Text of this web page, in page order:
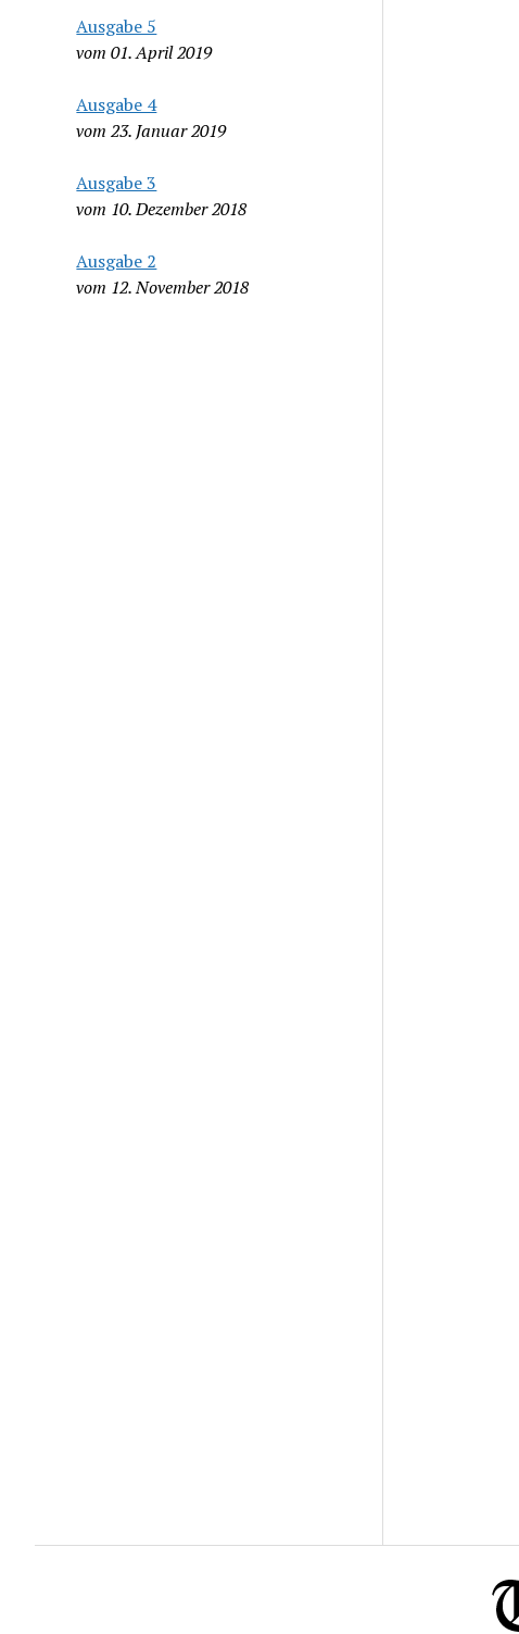
Ausgabe 5
vom 01. April 2019
Ausgabe 4
vom 23. Januar 2019
Ausgabe 3
vom 10. Dezember 2018
Ausgabe 2
vom 12. November 2018